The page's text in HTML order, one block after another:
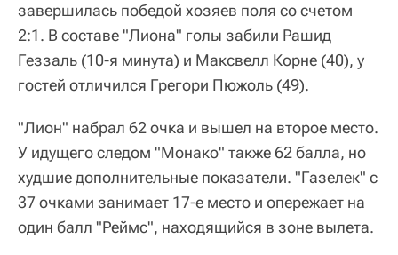
завершилась победой хозяев поля со счетом
2:1. В составе "Лиона" голы забили Рашид
Геззаль (10-я минута) и Максвелл Корне (40), у
гостей отличился Грегори Пюжоль (49).
"Лион" набрал 62 очка и вышел на второе место.
У идущего следом "Монако" также 62 балла, но
худшие дополнительные показатели. "Газелек" с
37 очками занимает 17-е место и опережает на
один балл "Реймс", находящийся в зоне вылета.